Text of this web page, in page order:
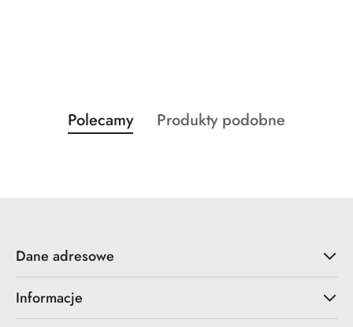
Pomiń karuzelę produktów
Produkty
o
Polecamy
Produkty
Produkty podobne
Dane adresowe
Informacje